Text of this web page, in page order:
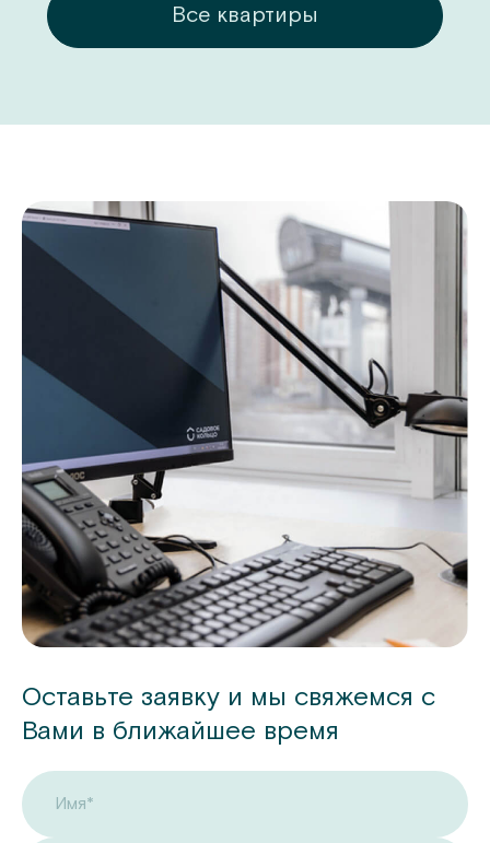
Все квартиры
Оставьте заявку и мы свяжемся с
Вами в ближайшее время
Имя*